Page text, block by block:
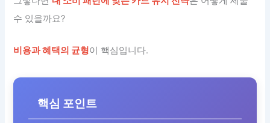
수 있을까요?
비용과 혜택의 균형이 핵심입니다.
핵심 포인트